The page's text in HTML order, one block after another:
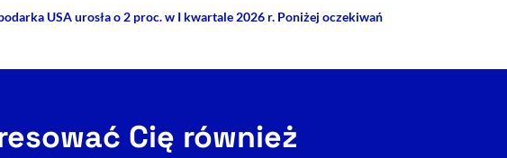
USA urosła o 2 proc. w I kwartale 2026 r. Poniżej oczekiwań
Cię również